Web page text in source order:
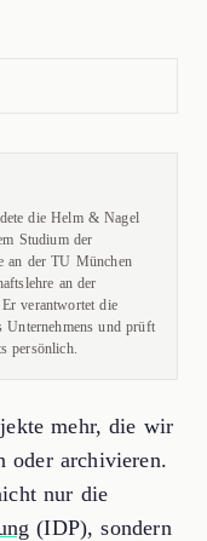
die Helm & Nagel
Studium der
an der TU München
an der
verantwortet die
Unternehmens und prüft
persönlich.
mehr, die wir
oder archivieren.
nur die
(IDP), sondern